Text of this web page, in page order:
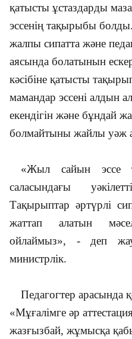
қатысты ұстаздарды
эссенің тақырыбы
жалпы сипатта және
аясында болатынын
кәсібіне қатысты
мамандар эссені алдын
екендігін және бұндай
болмайтыны жайлы уәж
«Жыл сайын эссе
саласындағы
Тақырыптар әртүрлі
жаттап алатын
ойлаймыз», - деп
министрлік.
Педагогтер арасында
«Мұғалімге әр
жазғызбай, жұмысқа